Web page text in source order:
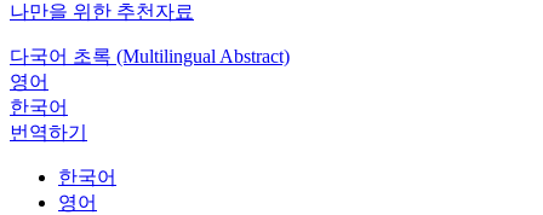
나만을 위한 추천자료
다국어 초록 (Multilingual Abstract)
영어
한국어
번역하기
한국어
영어